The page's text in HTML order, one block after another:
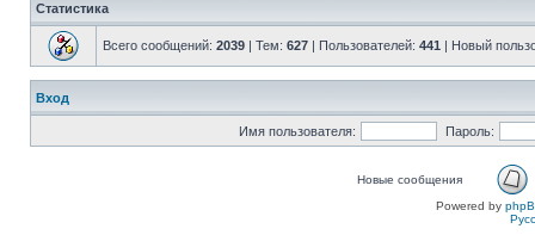
Статистика
Всего сообщений: 2039 | Тем: 627 | Пользователей: 441 | Новый
Вход
Имя пользователя: Пароль:
Новые сообщения
Powered by